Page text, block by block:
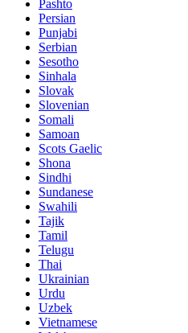
Pashto
Persian
Punjabi
Serbian
Sesotho
Sinhala
Slovak
Slovenian
Somali
Samoan
Scots Gaelic
Shona
Sindhi
Sundanese
Swahili
Tajik
Tamil
Telugu
Thai
Ukrainian
Urdu
Uzbek
Vietnamese